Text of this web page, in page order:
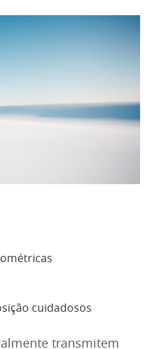
cuidadosos
transmitem